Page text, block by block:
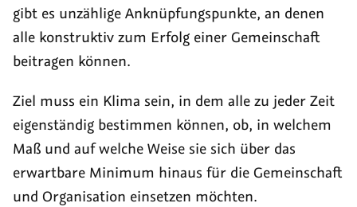
gibt es unzählige Anknüpfungspunkte, an denen
alle konstruktiv zum Erfolg einer Gemeinschaft
beitragen können.
Ziel muss ein Klima sein, in dem alle zu jeder Zeit
eigenständig bestimmen können, ob, in welchem
Maß und auf welche Weise sie sich über das
erwartbare Minimum hinaus für die Gemeinschaft
und Organisation einsetzen möchten.